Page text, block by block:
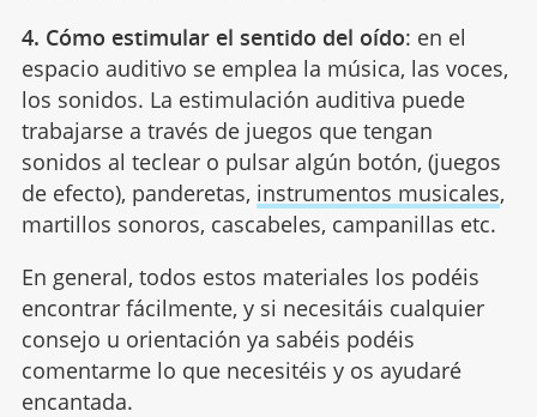
4. Cómo estimular el sentido del oído: en el
espacio auditivo se emplea la música, las voces,
los sonidos. La estimulación auditiva puede
trabajarse a través de juegos que tengan
sonidos al teclear o pulsar algún botón, (juegos
de efecto), panderetas, instrumentos musicales,
martillos sonoros, cascabeles, campanillas etc.
En general, todos estos materiales los podéis
encontrar fácilmente, y si necesitáis cualquier
consejo u orientación ya sabéis podéis
comentarme lo que necesitéis y os ayudaré
encantada.